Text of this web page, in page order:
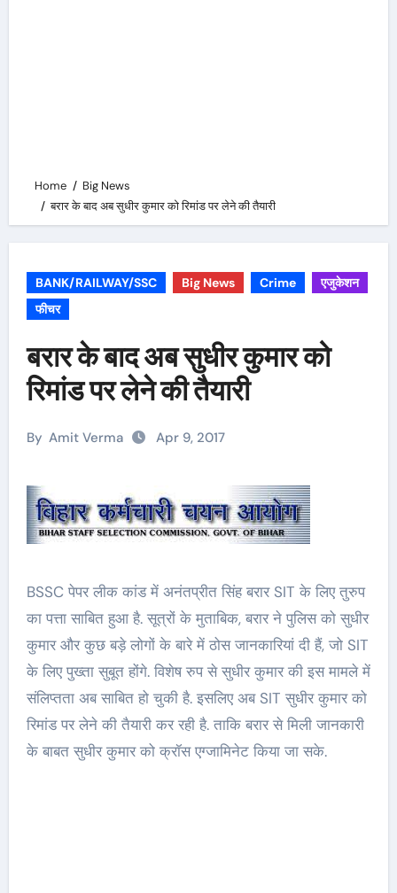
Home
Big News
बरार के बाद अब सुधीर कुमार को रिमांड पर लेने की तैयारी
BANK/RAILWAY/SSC Big News Crime
एजुकेशन
फीचर
बरार के बाद अब सुधीर कुमार को
रिमांड पर लेने की तैयारी
By Amit Verma Apr 9, 2017
BSSC पेपर लीक कांड में अनंतप्रीत सिंह बरार SIT के लिए तुरुप
का पत्ता साबित हुआ है. सूत्रों के मुताबिक, बरार ने पुलिस को सुधीर
कुमार और कुछ बड़े लोगों के बारे में ठोस जानकारियां दी हैं, जो SIT
के लिए पुख्ता सुबूत होंगे. विशेष रुप से सुधीर कुमार की इस मामले में
संलिप्तता अब साबित हो चुकी है. इसलिए अब SIT सुधीर कुमार को
रिमांड पर लेने की तैयारी कर रही है. ताकि बरार से मिली जानकारी
के बाबत सुधीर कुमार को क्रॉस एग्जामिनेट किया जा सके.